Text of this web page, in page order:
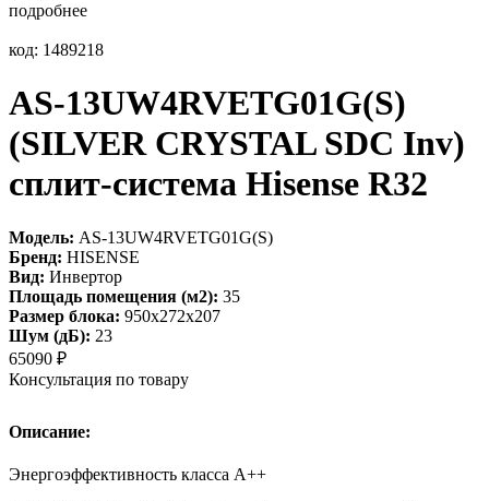
подробнее
код: 1489218
AS-13UW4RVETG01G(S)
(SILVER CRYSTAL SDC Inv)
сплит-система Hisense R32
Модель: AS-13UW4RVETG01G(S)
Бренд: HISENSE
Вид: Инвертор
Площадь помещения (м2): 35
Размер блока: 950х272х207
Шум (дБ): 23
65090 ₽
Консультация по товару
Описание:
Энергоэффективность класса А++